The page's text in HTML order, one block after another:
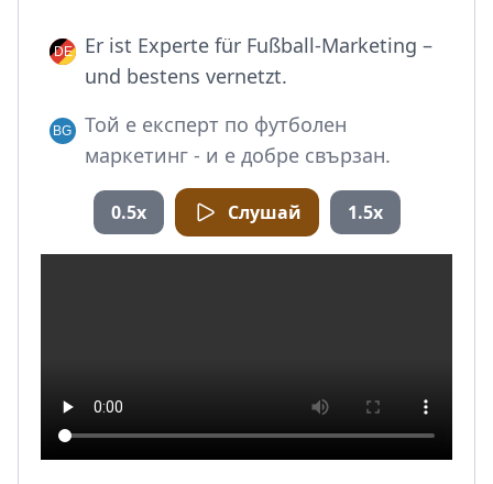
Er ist Experte für Fußball-Marketing –
und bestens vernetzt.
Той е експерт по футболен
маркетинг - и е добре свързан.
0.5x Слушай 1.5x